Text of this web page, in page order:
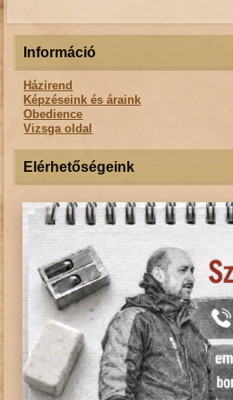
Információ
Házirend
Képzéseink és áraink
Obedience
Vizsga oldal
Elérhetőségeink